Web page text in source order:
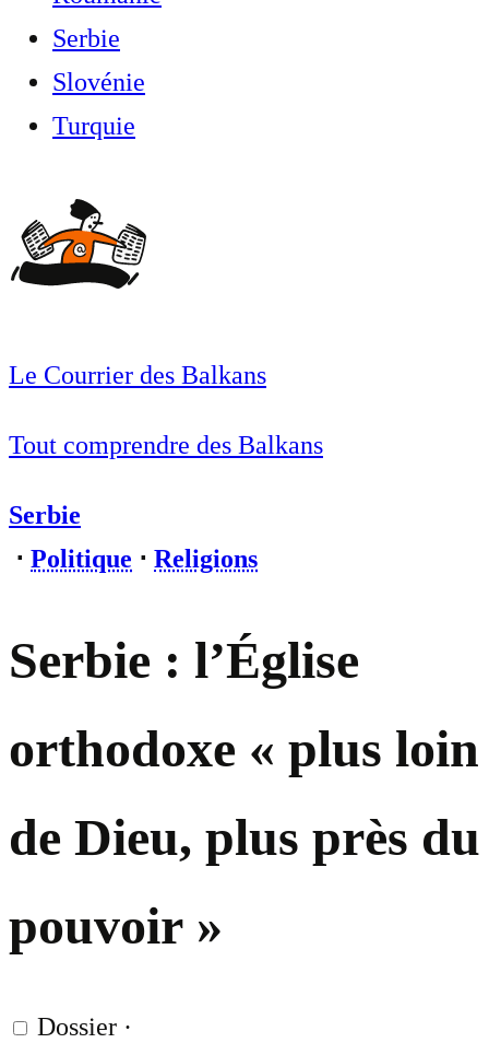
Serbie
Slovénie
Turquie
Le Courrier des Balkans
Tout comprendre des Balkans
Serbie
⋅ Politique ⋅ Religions
Serbie : l’Église
orthodoxe « plus loin
de Dieu, plus près du
pouvoir »
Dossier ·